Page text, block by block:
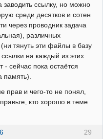
ссылку, но можно
среди десятков и сотен
через проводник задача
различных
тянуть эти файлы в базу
на каждый из этих
сейчас пока остаётся
память).
прав и чего-то не понял,
кто хорошо в теме.
29